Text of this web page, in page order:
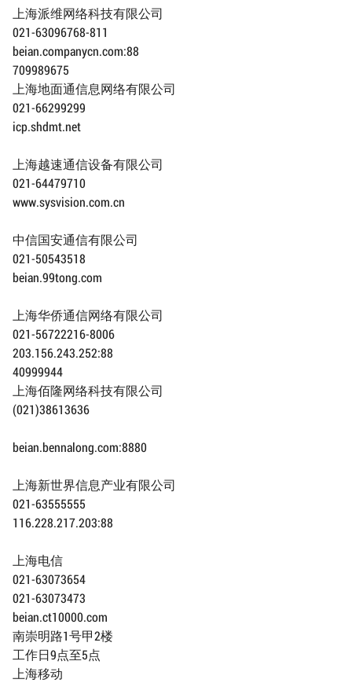
上海派维网络科技有限公司
021-63096768-811
beian.companycn.com:88
709989675
上海地面通信息网络有限公司
021-66299299
icp.shdmt.net
上海越速通信设备有限公司
021-64479710
www.sysvision.com.cn
中信国安通信有限公司
021-50543518
beian.99tong.com
上海华侨通信网络有限公司
021-56722216-8006
203.156.243.252:88
40999944
上海佰隆网络科技有限公司
(021)38613636
beian.bennalong.com:8880
上海新世界信息产业有限公司
021-63555555
116.228.217.203:88
上海电信
021-63073654
021-63073473
beian.ct10000.com
南崇明路1号甲2楼
工作日9点至5点
上海移动